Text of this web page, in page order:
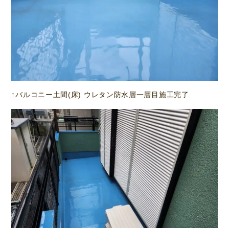
↑バルコニー土間(床) ウレタン防水層一層目施工完了